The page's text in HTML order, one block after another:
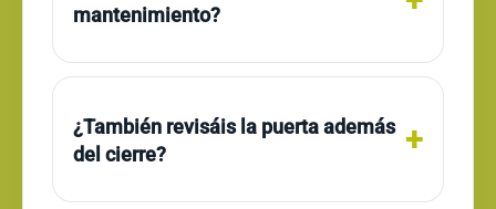
mantenimiento?
¿También revisáis la puerta además
del cierre?